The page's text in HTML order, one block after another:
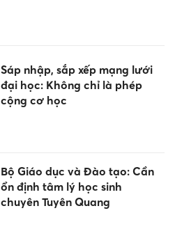
Sáp nhập, sắp xếp mạng lưới
đại học: Không chỉ là phép
cộng cơ học
Bộ Giáo dục và Đào tạo: Cần
ổn định tâm lý học sinh
chuyên Tuyên Quang